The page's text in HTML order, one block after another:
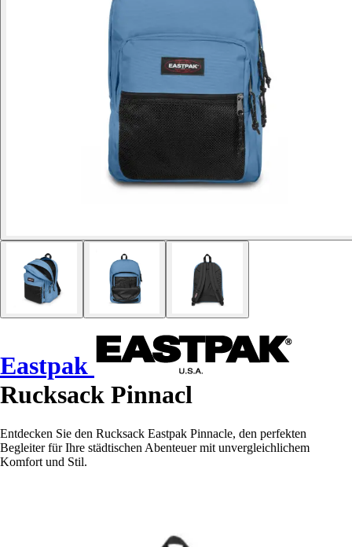
Eastpak
Rucksack Pinnacl
Entdecken Sie den Rucksack Eastpak Pinnacle, den perfekten
Begleiter für Ihre städtischen Abenteuer mit unvergleichlichem
Komfort und Stil.